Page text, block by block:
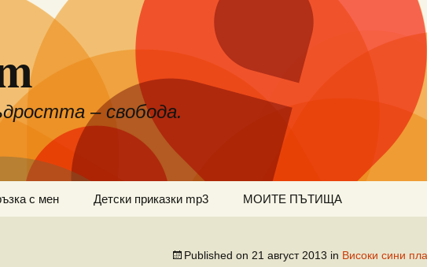
– свобода.
с мен Детски приказки mp3 МОИТЕ ПЪТИЩА
Published on 21 август 2013 in Високи сини